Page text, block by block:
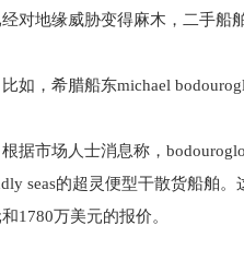
对地缘威胁变得麻木，二手船
比如，希腊船东michael
根据市场人士消息称，
seas的超灵便型干散货船舶
1780万美元的报价。